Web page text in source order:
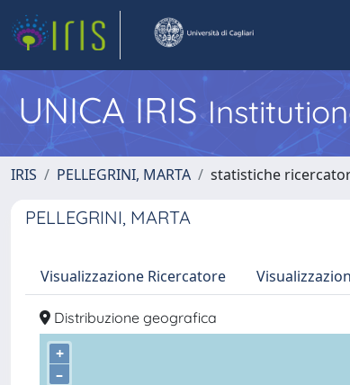
UNICA IRIS
IRIS PELLEGRINI, MARTA statistiche
PELLEGRINI, MARTA
Visualizzazione Ricercatore
Distribuzione geografica
+
–